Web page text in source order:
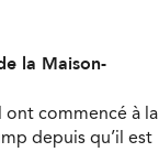
la Maison-
ont commencé à la
depuis qu’il est